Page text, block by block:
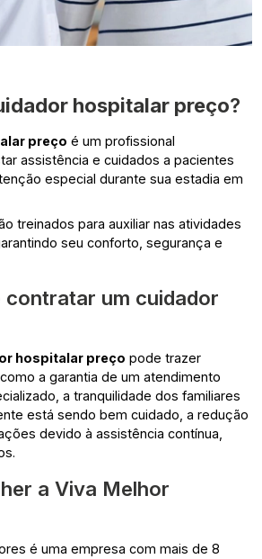
hospitalar preço?
preço é um profissional
assistência e cuidados a pacientes
especial durante sua estadia em
treinados para auxiliar nas atividades
seu conforto, segurança e
contratar um cuidador
hospitalar preço pode trazer
a garantia de um atendimento
a tranquilidade dos familiares
está sendo bem cuidado, a redução
devido à assistência contínua,
a Viva Melhor
é uma empresa com mais de 8